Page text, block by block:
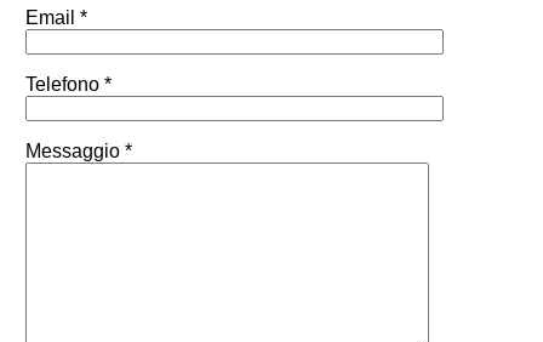
Email *
Telefono *
Messaggio *